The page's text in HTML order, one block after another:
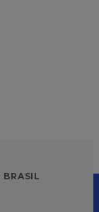
BRASIL